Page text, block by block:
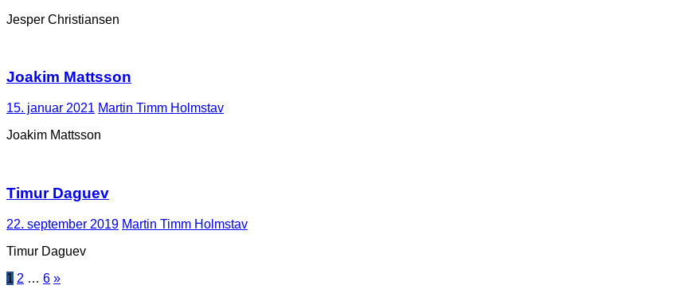
Jesper Christiansen
Joakim Mattsson
15. januar 2021 Martin Timm Holmstav
Joakim Mattsson
Timur Daguev
22. september 2019 Martin Timm Holmstav
Timur Daguev
Indlægsinddeling
1 2 … 6 »